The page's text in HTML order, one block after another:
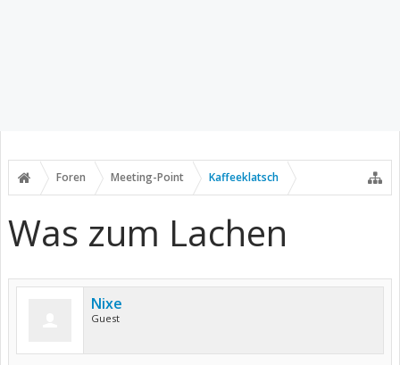
Foren Meeting-Point Kaffeeklatsch
Was zum Lachen
Nixe
Guest